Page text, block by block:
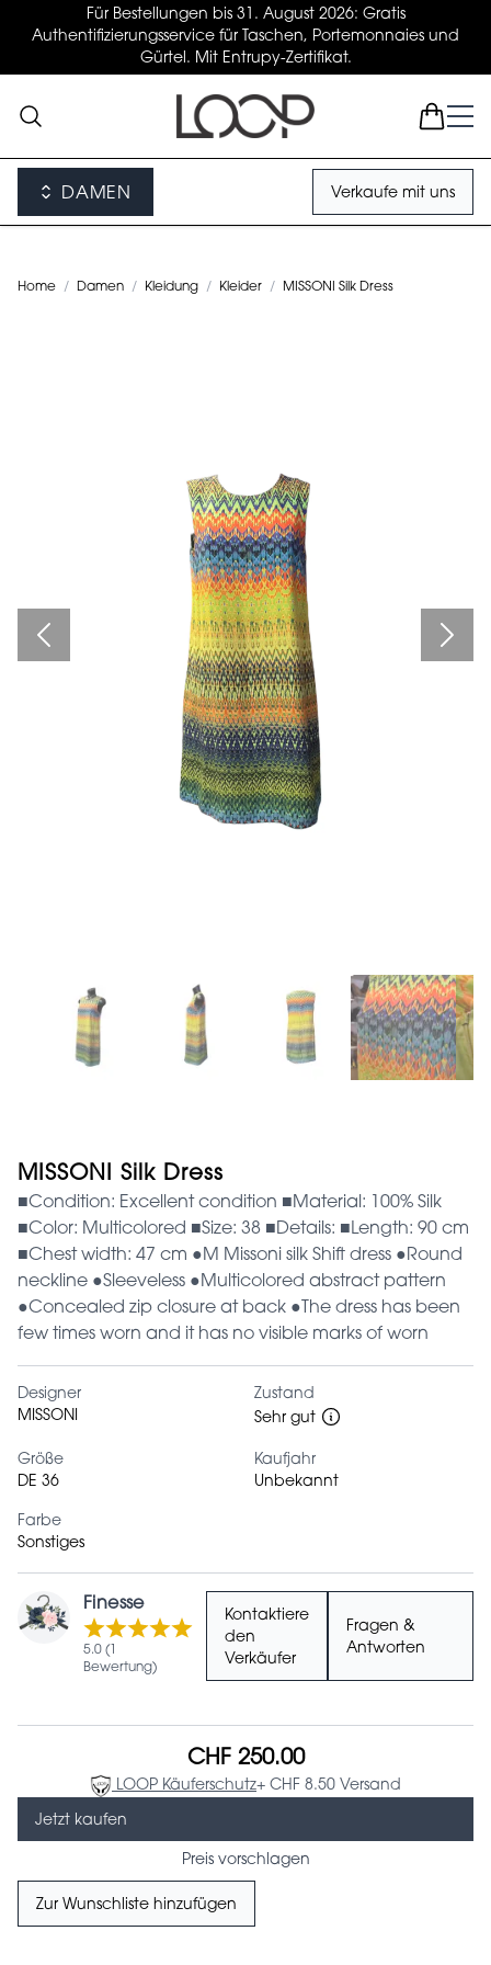
Für Bestellungen bis 31. August 2026: Gratis
Authentifizierungsservice für Taschen, Portemonnaies und
Gürtel. Mit Entrupy-Zertifikat.
DAMEN Verkaufe mit uns
Home / Damen / Kleidung / Kleider / MISSONI Silk Dress
MISSONI Silk Dress
■Condition: Excellent condition ■Material: 100% Silk
■Color: Multicolored ■Size: 38 ■Details: ■Length: 90 cm
■Chest width: 47 cm ●M Missoni silk Shift dress ●Round
neckline ●Sleeveless ●Multicolored abstract pattern
●Concealed zip closure at back ●The dress has been
few times worn and it has no visible marks of worn
Designer
MISSONI
Zustand
Sehr gut
Größe
DE 36
Kaufjahr
Unbekannt
Farbe
Sonstiges
Finesse
5.0 (1
Bewertung)
Kontaktiere
den
Verkäufer
Fragen &
Antworten
CHF 250.00
LOOP Käuferschutz+ CHF 8.50 Versand
Jetzt kaufen
Preis vorschlagen
Zur Wunschliste hinzufügen